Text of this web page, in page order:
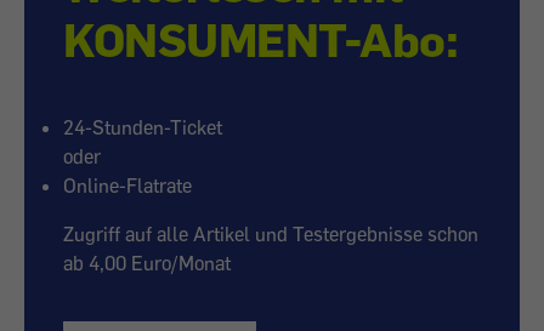
KONSUMENT-Abo:
24-Stunden-Ticket
oder
Online-Flatrate
Zugriff auf alle Artikel und Testergebnisse schon
ab 4,00 Euro/Monat